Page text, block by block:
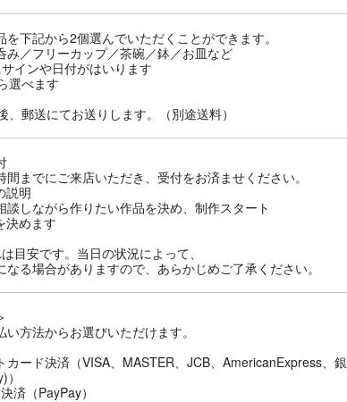
を下記から2個選んでいただくことができます。
み／フリーカップ／茶碗／鉢／お皿など
インや日付がはいります
選べます
、郵送にてお送りします。（別途送料）
間までにご来店いただき、受付をお済ませください。
説明
しながら作りたい作品を決め、制作スタート
決めます
目安です。当日の状況によって、
なる場合がありますので、あらかじめご了承ください。
い方法からお選びいただけます。
カード決済（VISA、MASTER、JCB、AmericanExpress、銀
済（PayPay）